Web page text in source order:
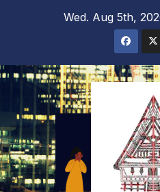
Wed. Aug 5th,